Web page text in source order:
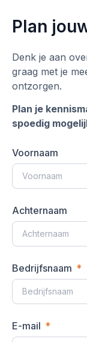
Plan
Denk je aan
graag met je
ontzorgen.
Plan je
spoedig
Voornaam
Achternaam
Bedrijfsnaam
E-mail